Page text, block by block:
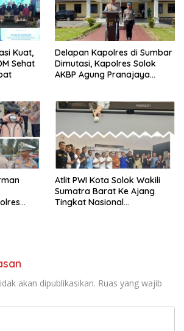
Kuat,
Sehat
Delapan Kapolres di Sumbar
Dimutasi, Kapolres Solok
AKBP Agung Pranajaya
Atlit PWI Kota Solok Wakili
Sumatra Barat Ke Ajang
Tingkat Nasional
akan dipublikasikan. Ruas yang wajib